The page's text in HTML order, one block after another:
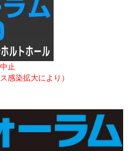
止
感染拡大により）